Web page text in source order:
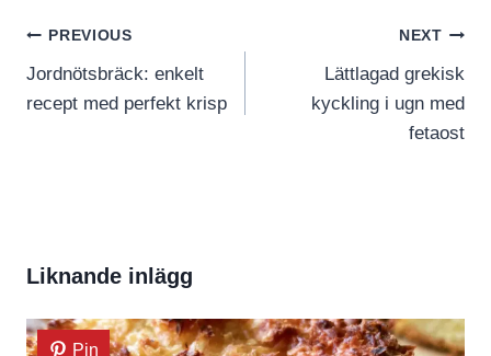
Inläggsnavigering
PREVIOUS
Jordnötsbräck: enkelt
recept med perfekt krisp
NEXT
Lättlagad grekisk
kyckling i ugn med
fetaost
Liknande inlägg
Pin